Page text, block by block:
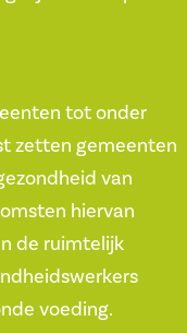
tot onder
zetten gemeenten
van
hiervan
de ruimtelijk
voeding.